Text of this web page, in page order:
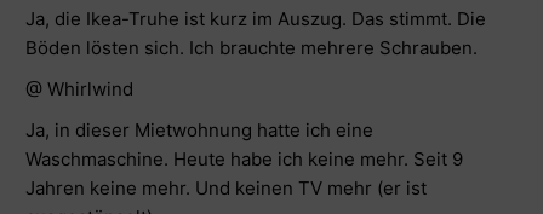
Ja, die Ikea-Truhe ist kurz im Auszug. Das stimmt. Die
Böden lösten sich. Ich brauchte mehrere Schrauben.
@ Whirlwind
Ja, in dieser Mietwohnung hatte ich eine
Waschmaschine. Heute habe ich keine mehr. Seit 9
Jahren keine mehr. Und keinen TV mehr (er ist